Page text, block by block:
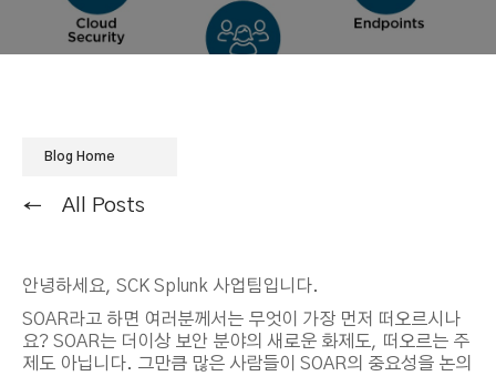
Blog Home
All Posts
안녕하세요, SCK Splunk 사업팀입니다.
SOAR라고 하면 여러분께서는 무엇이 가장 먼저 떠오르시나
요? SOAR는 더이상 보안 분야의 새로운 화제도, 떠오르는 주
제도 아닙니다. 그만큼 많은 사람들이 SOAR의 중요성을 논의